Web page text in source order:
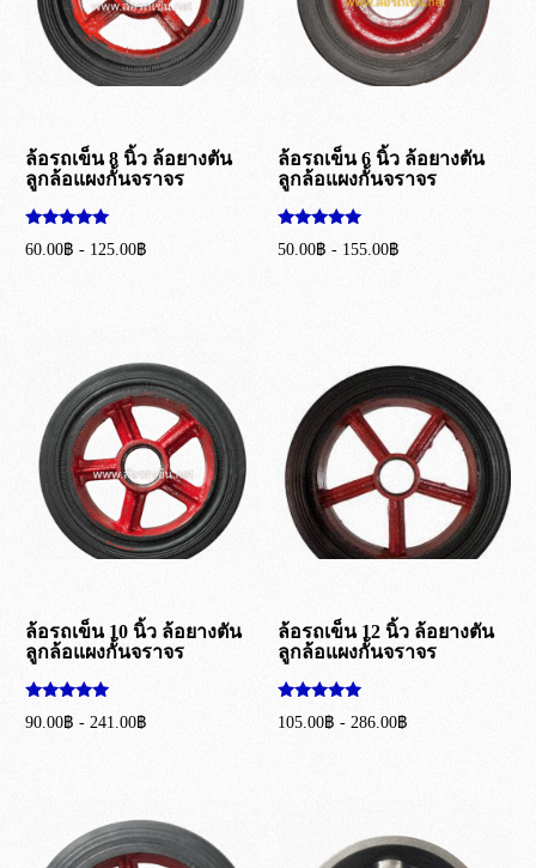
ล้อรถเข็น 8 นิ้ว ล้อยางตัน
ลูกล้อแผงกั้นจราจร
ให้คะแนน
5.00
60.00฿ - 125.00฿
ล้อรถเข็น 6 นิ้ว ล้อยางตัน
ลูกล้อแผงกั้นจราจร
ให้คะแนน
5.00
50.00฿ - 155.00฿
ล้อรถเข็น 10 นิ้ว ล้อยางตัน
ลูกล้อแผงกั้นจราจร
ให้คะแนน
5.00
90.00฿ -241.00฿
ล้อรถเข็น 12 นิ้ว ล้อยางตัน
ลูกล้อแผงกั้นจราจร
ให้คะแนน
5.00
105.00฿ -286.00฿